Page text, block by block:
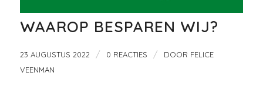
WAAROP BESPAREN WIJ?
23 AUGUSTUS 2022 / 0 REACTIES / DOOR FELICE
VEENMAN